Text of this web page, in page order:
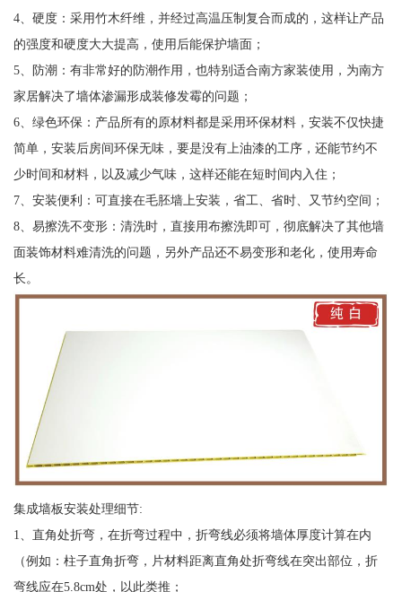
4、硬度：采用竹木纤维，并经过高温压制复合而成的，这样让产品
的强度和硬度大大提高，使用后能保护墙面；
5、防潮：有非常好的防潮作用，也特别适合南方家装使用，为南方
家居解决了墙体渗漏形成装修发霉的问题；
6、绿色环保：产品所有的原材料都是采用环保材料，安装不仅快捷
简单，安装后房间环保无味，要是没有上油漆的工序，还能节约不
少时间和材料，以及减少气味，这样还能在短时间内入住；
7、安装便利：可直接在毛胚墙上安装，省工、省时、又节约空间；
8、易擦洗不变形：清洗时，直接用布擦洗即可，彻底解决了其他墙
面装饰材料难清洗的问题，另外产品还不易变形和老化，使用寿命
长。
集成墙板安装处理细节:
1、直角处折弯，在折弯过程中，折弯线必须将墙体厚度计算在内
（例如：柱子直角折弯，片材料距离直角处折弯线在突出部位，折
弯线应在5.8cm处，以此类推；